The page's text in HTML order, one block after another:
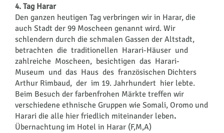
4. Tag Harar
Den ganzen heutigen Tag verbringen wir in Harar, die
auch Stadt der 99 Moscheen genannt wird. Wir
schlendern durch die schmalen Gassen der Altstadt,
betrachten die traditionellen Harari-Häuser und
zahlreiche Moscheen, besichtigen das Harari-
Museum und das Haus des französischen Dichters
Arthur Rimbaud, der im 19. Jahrhundert hier lebte.
Beim Besuch der farbenfrohen Märkte treffen wir
verschiedene ethnische Gruppen wie Somali, Oromo und
Harari die alle hier friedlich miteinander leben.
Übernachtung im Hotel in Harar (F,M,A)